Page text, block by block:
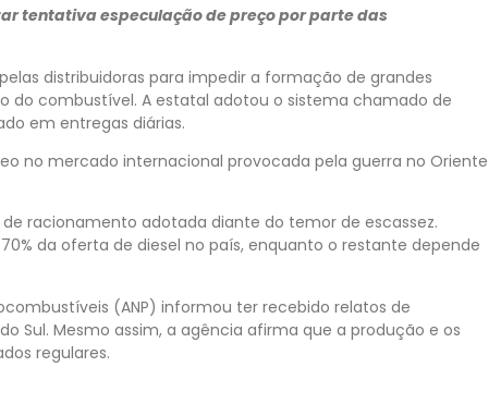
tentativa especulação de preço por parte das
distribuidoras para impedir a formação de grandes
do combustível. A estatal adotou o sistema chamado de
em entregas diárias.
no mercado internacional provocada pela guerra no Oriente
racionamento adotada diante do temor de escassez.
da oferta de diesel no país, enquanto o restante depende
(ANP) informou ter recebido relatos de
Sul. Mesmo assim, a agência afirma que a produção e os
regulares.